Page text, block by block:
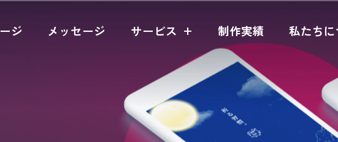
ジ メッセージ サービス 制作実績 私たち